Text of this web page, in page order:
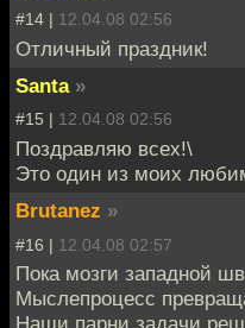
#14 | 12.04.08 02:56
Отличный праздник!
Santa »
#15 | 12.04.08 02:56
Поздравляю всех!\
Это один из моих
Brutanez »
#16 | 12.04.08 02:57
Пока мозги западной
Мыслепроцесс